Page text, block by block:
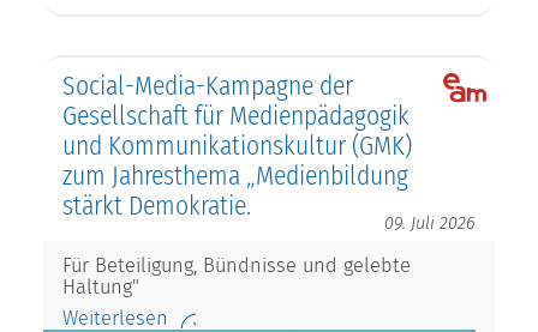
Social-Media-Kampagne der
Gesellschaft für Medienpädagogik
und Kommunikationskultur (GMK)
zum Jahresthema „Medienbildung
stärkt Demokratie.
09. Juli 2026
Für Beteiligung, Bündnisse und gelebte
Haltung"
Weiterlesen